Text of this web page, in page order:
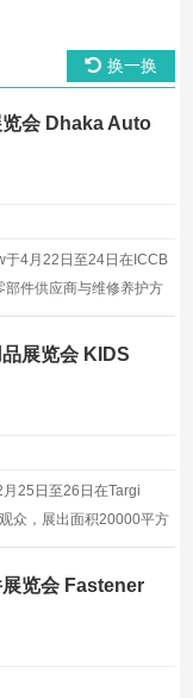
换一换
会 Dhaka Auto
于4月22日至24日在ICCB
部件供应商与维修养护方
相关企业重点关注与布
展览会 KIDS
25日至26日在Targi
众，展出面积20000平方
家开拓波兰及中东欧母婴
览会 Fastener